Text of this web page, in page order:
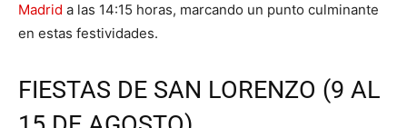
Madrid a las 14:15 horas, marcando un punto culminante
en estas festividades.
FIESTAS DE SAN LORENZO (9 AL